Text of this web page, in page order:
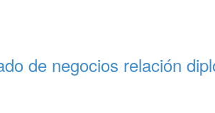
de negocios relación